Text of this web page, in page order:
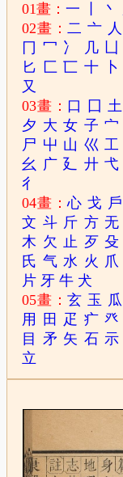
01畫：一 丶
02畫：二 亠 人
冂 冖 冫 几 凵
匕 匚 匸 十 卜
又
03畫： 口 囗 土
夕 大 女 子 宀
尸 屮 山 巛 工
幺 广 廴 廾 弋
彳
04畫：心 戈 戶
文 斗 斤 方 无
木 欠 止 歹 殳
氏 气 水 火 爪
片 牙 牛 犬
05畫：玄 玉 瓜
用
田 疋 疒 癶
目
矛 矢 石 示
立